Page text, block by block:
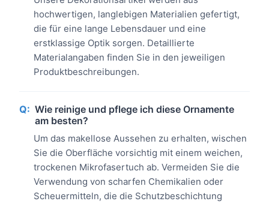
hochwertigen, langlebigen Materialien gefertigt,
die für eine lange Lebensdauer und eine
erstklassige Optik sorgen. Detaillierte
Materialangaben finden Sie in den jeweiligen
Produktbeschreibungen.
Q: Wie reinige und pflege ich diese Ornamente
am besten?
Um das makellose Aussehen zu erhalten, wischen
Sie die Oberfläche vorsichtig mit einem weichen,
trockenen Mikrofasertuch ab. Vermeiden Sie die
Verwendung von scharfen Chemikalien oder
Scheuermitteln, die die Schutzbeschichtung